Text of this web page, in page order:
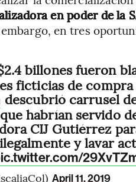
en poder de la
en tres
billones fueron
ficticias de
descubrió carrusel
habrían servido
CIJ Gutiérrez
y lavar
April 11, 2019